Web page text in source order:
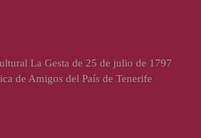
La Gesta de 25 de julio de 1797
de Amigos del País de Tenerife